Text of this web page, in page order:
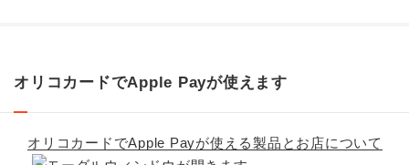
オリコカードでApple Payが使えます
オリコカードでApple Payが使える製品とお店について